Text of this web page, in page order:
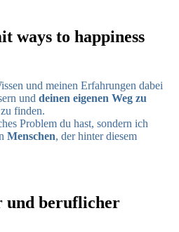
ways to happiness
und meinen Erfahrungen dabei
und deinen eigenen Weg zu
zu finden.
Problem du hast, sondern ich
Menschen, der hinter diesem
und beruflicher